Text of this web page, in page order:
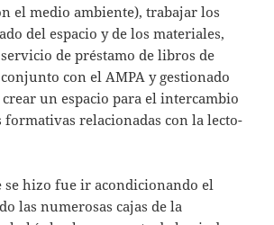
el medio ambiente), trabajar los
del espacio y de los materiales,
de préstamo de libros de
con el AMPA y gestionado
un espacio para el intercambio
formativas relacionadas con la lecto-
hizo fue ir acondicionando el
las numerosas cajas de la